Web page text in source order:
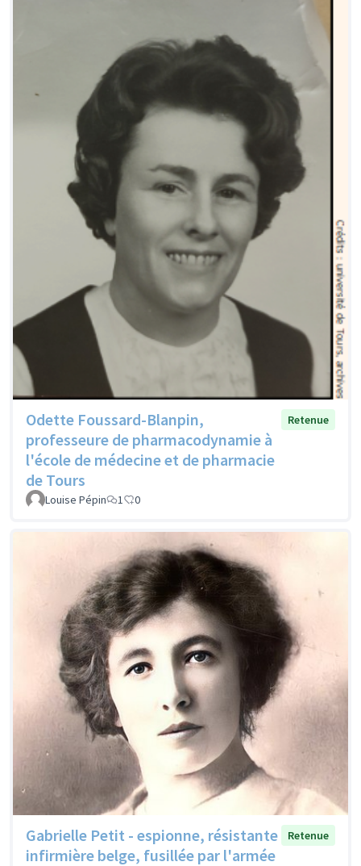
Odette Foussard-Blanpin,
professeure de pharmacodynamie à
l'école de médecine et de pharmacie
de Tours
Retenue
Louise Pépin 1 0
Gabrielle Petit - espionne, résistante
infirmière belge, fusillée par l'armée
Retenue